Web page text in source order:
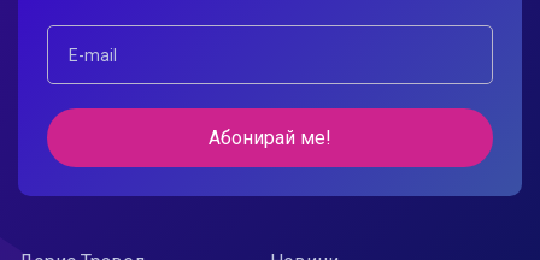
Абонирай ме!